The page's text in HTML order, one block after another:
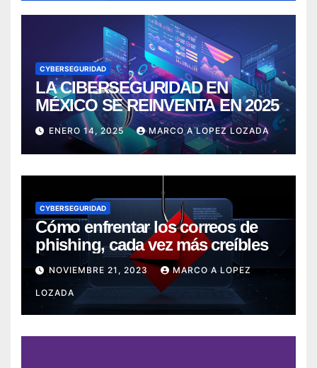
CYBERSEGURIDAD
LA CIBERSEGURIDAD EN
MÉXICO SE REINVENTA EN 2025
ENERO 14, 2025 MARCO A LOPEZ LOZADA
CYBERSEGURIDAD
Cómo enfrentar los correos de
phishing, cada vez más creíbles
NOVIEMBRE 21, 2023 MARCO A LOPEZ
LOZADA